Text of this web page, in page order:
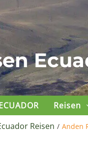
Reisen
Reisen / Anden